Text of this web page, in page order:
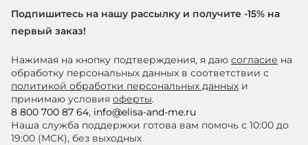
Подпишитесь на нашу рассылку и получите -15% на
первый заказ!
Нажимая на кнопку подтверждения, я даю согласие на
обработку персональных данных в соответствии с
политикой обработки персональных данных и
принимаю условия оферты.
8 800 700 87 64, info@elisa-and-me.ru
Наша служба поддержки готова вам помочь с 10:00 до
19:00 (МСК), без выходных